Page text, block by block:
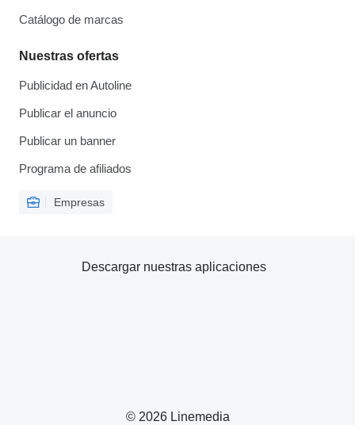
Catálogo de marcas
Nuestras ofertas
Publicidad en Autoline
Publicar el anuncio
Publicar un banner
Programa de afiliados
Empresas
© 2026 Linemedia
Descargar nuestras aplicaciones